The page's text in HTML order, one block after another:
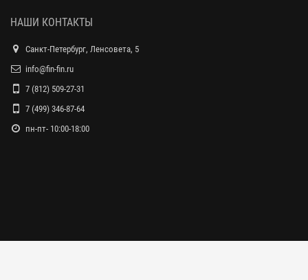
НАШИ КОНТАКТЫ
Санкт-Петербург, Ленсовета, 5
info@fin-fin.ru
7 (812) 509-27-31
7 (499) 346-87-64
пн-пт- 10:00-18:00